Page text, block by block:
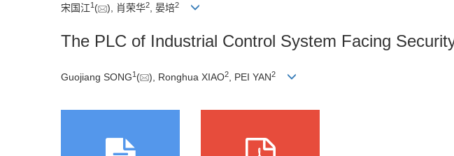
宋国江1 ( ), 肖荣华2, 晏培2
The PLC of Industrial Control System Facing
Guojiang SONG1 ( ), Ronghua XIAO2 , PEI YAN2